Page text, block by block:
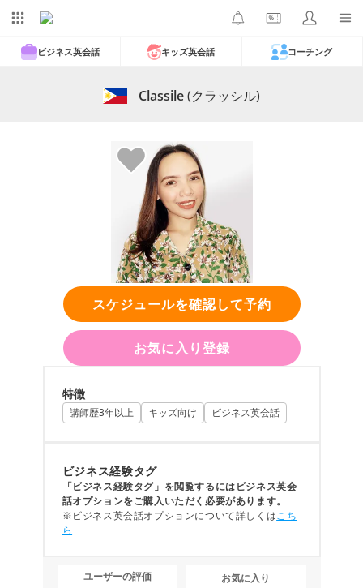
ビジネス英会話 キッズ英会話 コーチング
Classile(クラッシル)
スケジュールを確認して予約
お気に入り登録
特徴
講師歴3年以上 キッズ向け ビジネス英会話
ビジネス経験タグ
「ビジネス経験タグ」を閲覧するにはビジネス英会
話オプションをご購入いただく必要があります。
※ビジネス英会話オプションについて詳しくはこち
ら
ユーザーの評価
お気に入り